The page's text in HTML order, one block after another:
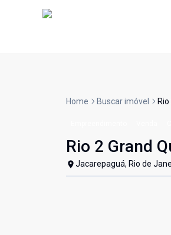
Home Buscar imóvel
Rio 2 Grand
Jacarepaguá, Rio de